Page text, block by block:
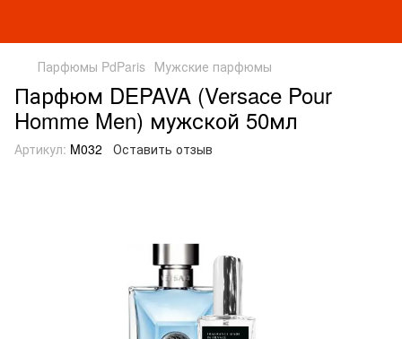
Парфюмы PdParis Мужские парфюмы
Парфюм DEPAVA (Versace Pour
Homme Men) мужской 50мл
Артикул: M032 Оставить отзыв